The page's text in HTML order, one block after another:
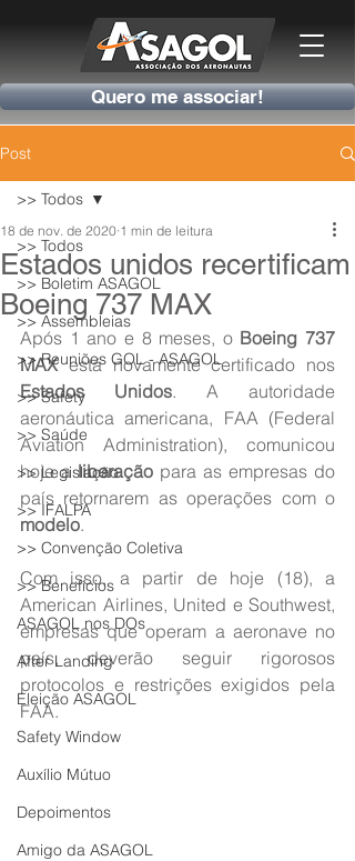
Quero me associar!
Post
>> Todos
>> Boletim ASAGOL
>> Assembleias
>> Reuniões GOL - ASAGOL
>> Safety
>> Saúde
>> Legislação
>> IFALPA
>> Convenção Coletiva
>> Benefícios
ASAGOL nos DOs
After Landing
Eleição ASAGOL
Safety Window
Auxílio Mútuo
Depoimentos
Amigo da ASAGOL
>> Todos
Estados unidos recertificam
Boeing 737 MAX
18 de nov. de 2020 1 min de leitura
Após 1 ano e 8 meses, o Boeing 737
MAX
Estados Unidos. A autoridade
aeronáutica americana, FAA (Federal
Aviation Administration), comunicou
hoje a liberação para as empresas do
modelo.
Com isso, a partir de hoje (18), a
American Airlines, United e Southwest,
empresas que operam a aeronave no
país, deverão seguir rigorosos
protocolos e restrições exigidos pela
FAA.